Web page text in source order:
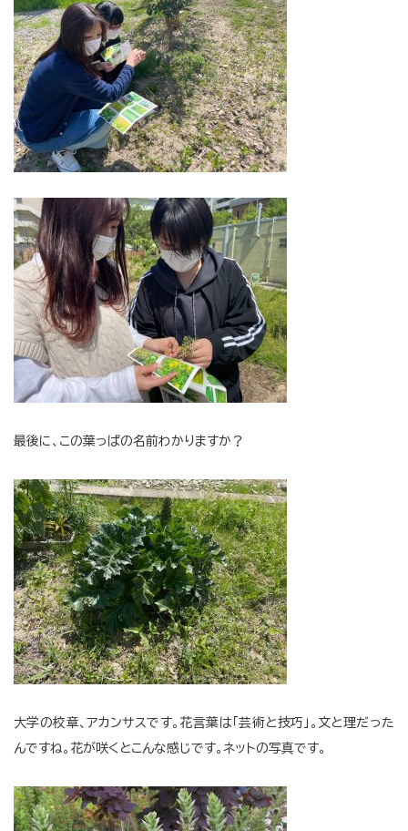
最後に、この葉っぱの名前わかりますか？
大学の校章、アカンサスです。花言葉は「芸術と技巧」。文と理だった
んですね。花が咲くとこんな感じです。ネットの写真です。